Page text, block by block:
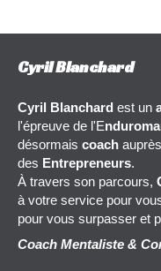
Cyril Blanchard
Cyril Blanchard est un
l'épreuve de l'E
désormais coach
des Entrepreneurs.
À travers son parcours,
à votre service pour
pour vous surpasser et
Coach Mentaliste &